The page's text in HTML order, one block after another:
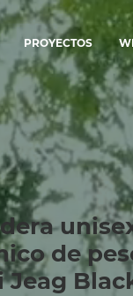
PROYECTOS
de
Jeag